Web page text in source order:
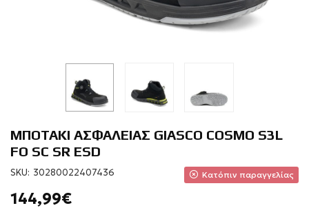
ΜΠΟΤΑΚΙ ΑΣΦΑΛΕΙΑΣ GIASCO COSMO S3L
FO SC SR ESD
SKU: 30280022407436 Κατόπιν παραγγελίας
144,99€